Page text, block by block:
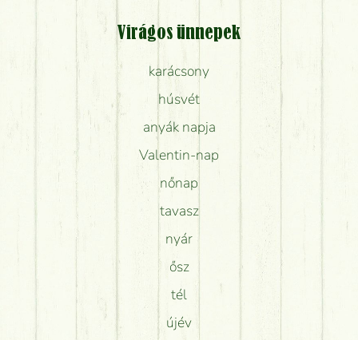
Virágos ünnepek
karácsony
húsvét
anyák napja
Valentin-nap
nőnap
tavasz
nyár
ősz
tél
újév